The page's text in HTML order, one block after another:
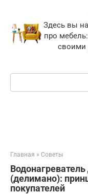
контенту
Здесь вы
про
своими
Поиск:
Главная » Советы
(делимано):
покупателей